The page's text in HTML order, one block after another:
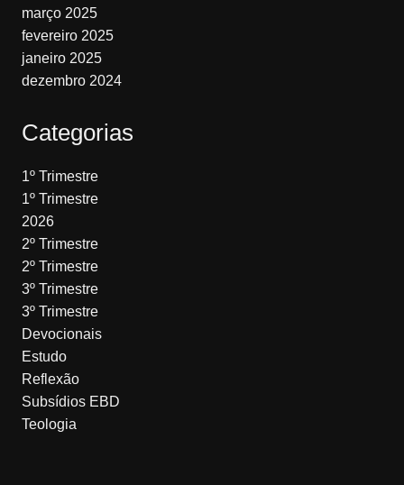
março 2025
fevereiro 2025
janeiro 2025
dezembro 2024
Categorias
1º Trimestre
1º Trimestre
2026
2º Trimestre
2º Trimestre
3º Trimestre
3º Trimestre
Devocionais
Estudo
Reflexão
Subsídios EBD
Teologia